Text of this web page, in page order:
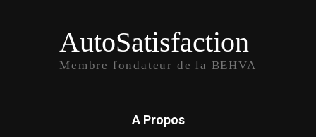
AutoSatisfaction
Membre fondateur de la BEHVA
A Propos